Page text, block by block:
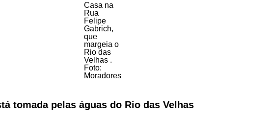
Casa na
Rua
Felipe
Gabrich,
que
margeia o
Rio das
Velhas .
Foto:
Moradores
tomada pelas águas do Rio das Velhas